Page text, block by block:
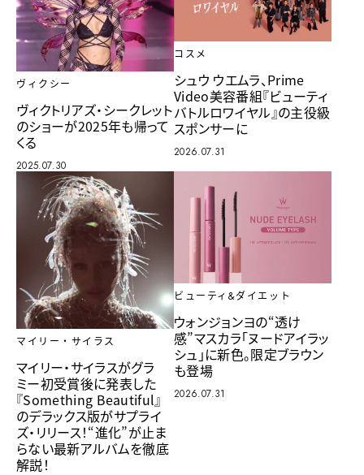
ヴィクシー
ヴィクトリアズ・シークレット
のショーが2025年も帰って
くる
2025.07.30
コスメ
シュウ ウエムラ、Prime
Video美容番組『ビューティ
バトルロワイヤル』の主役級
スポンサーに
2026.07.31
マイリー・サイラス
マイリー・サイラスがグラ
ミー初受賞後に発表した
『Something Beautiful』
のデラックス版がサプライ
ズ・リリース！“進化”が止ま
らない最新アルバムを徹底
解説！
ビューティ&ダイエット
ウォンジョンヨの“透け
感”マスカラ「ヌードアイラッ
シュ」に新色。限定ブラウン
も登場
2026.07.31